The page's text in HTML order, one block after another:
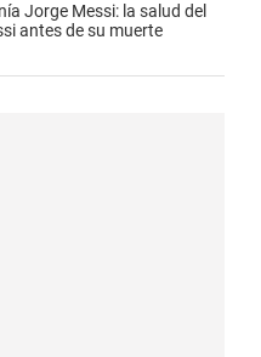
Jorge Messi: la salud del
antes de su muerte